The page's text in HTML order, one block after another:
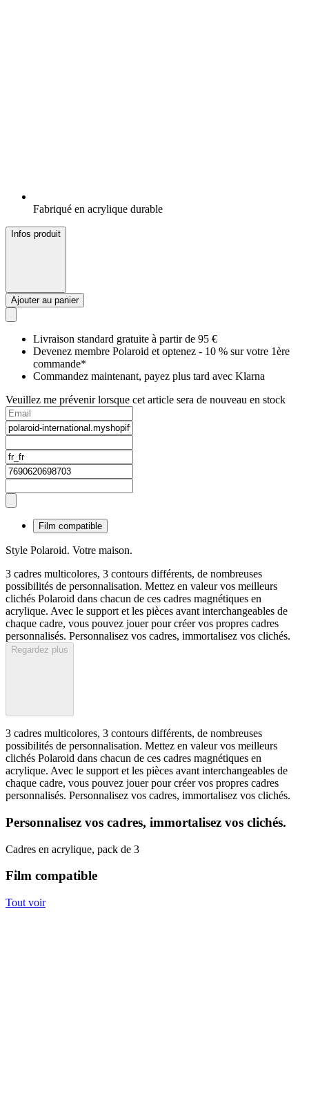
Fabriqué en acrylique durable
Infos produit
Ajouter au panier
Livraison standard gratuite à partir de 95 €
Devenez membre Polaroid et optenez - 10 % sur votre 1ère
commande*
Commandez maintenant, payez plus tard avec Klarna
Veuillez me prévenir lorsque cet article sera de nouveau en stock
Film compatible
Style Polaroid. Votre maison.
3 cadres multicolores, 3 contours différents, de nombreuses
possibilités de personnalisation. Mettez en valeur vos meilleurs
clichés Polaroid dans chacun de ces cadres magnétiques en
acrylique. Avec le support et les pièces avant interchangeables de
chaque cadre, vous pouvez jouer pour créer vos propres cadres
personnalisés. Personnalisez vos cadres, immortalisez vos clichés.
Regardez plus
3 cadres multicolores, 3 contours différents, de nombreuses
possibilités de personnalisation. Mettez en valeur vos meilleurs
clichés Polaroid dans chacun de ces cadres magnétiques en
acrylique. Avec le support et les pièces avant interchangeables de
chaque cadre, vous pouvez jouer pour créer vos propres cadres
personnalisés. Personnalisez vos cadres, immortalisez vos clichés.
Personnalisez vos cadres, immortalisez vos clichés.
Cadres en acrylique, pack de 3
Film compatible
Tout voir